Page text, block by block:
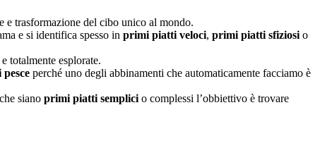
trasformazione del cibo unico al mondo.
e si identifica spesso in primi piatti veloci, primi piatti sfiziosio
totalmente esplorate.
perché uno degli abbinamenti che automaticamente facciamo è
siano primi piatti semplicio complessi l’obbiettivo è trovare